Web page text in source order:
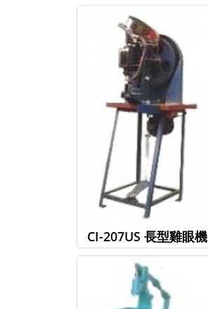
CI-207US 長型雞眼機